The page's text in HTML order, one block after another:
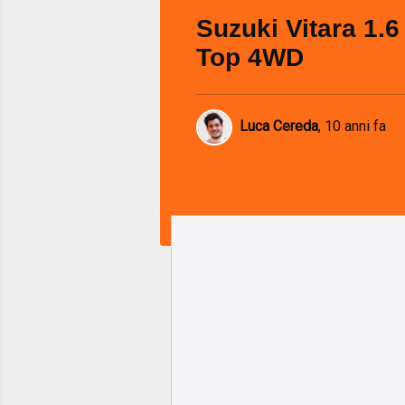
Suzuki Vitara 1.6
Top 4WD
Luca Cereda, 10 anni fa